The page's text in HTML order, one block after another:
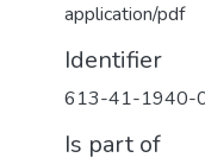
application/pdf
Identifier
613-41-1940-
Is part of